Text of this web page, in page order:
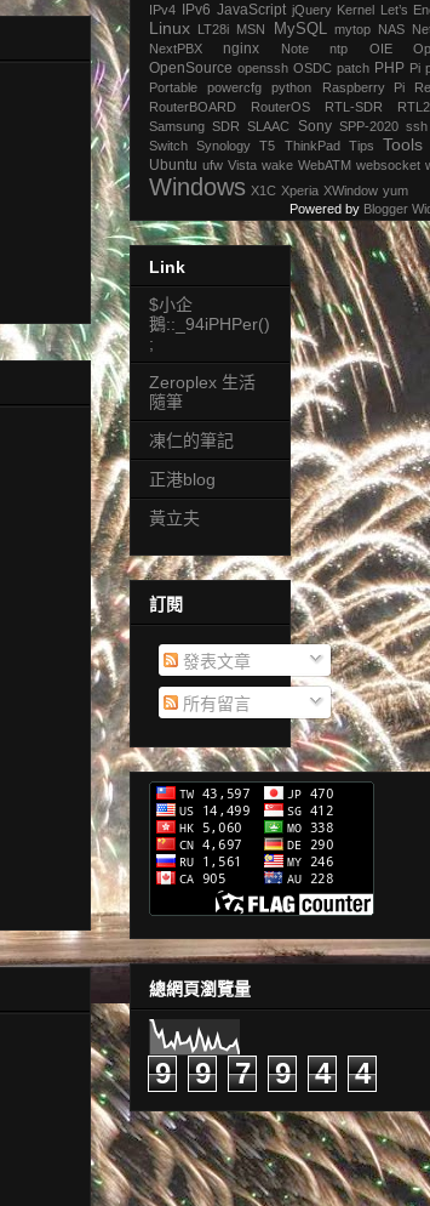
IPv4
IPv6 JavaScript jQuery Kernel Let’s
Linux LT28i MSN MySQL mytop NAS
NextPBX
nginx Note ntp OIE
OpenSource openssh OSDC patch PHP Pi
Portable
powercfg python Raspberry Pi
RouterBOARD
RouterOS RTL-SDR
Samsung SDR SLAAC Sony SPP-2020 ssh
Switch Synology T5 ThinkPad Tips Tools
Ubuntu ufw Vista wake WebATM websocket
Windows X1C Xperia XWindow yum
Powered by Blogger
Link
$小企
鵝::_94iPHPer()
;
Zeroplex 生活
隨筆
凍仁的筆記
正港blog
黃立夫
訂閱
發表文章
所有留言
總網頁瀏覽量
9 9 7 9 4 4